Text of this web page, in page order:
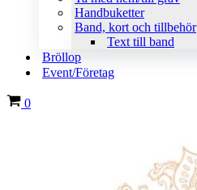
Handbuketter
Band, kort och tillbehör
Text till band
Bröllop
Event/Företag
Varukorg
0